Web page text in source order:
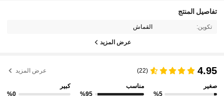
تفاصيل المنتج
تكوين: القماش
عرض المزيد
4.95
(22) عرض المزيد
صغير
%5
مناسب
%95
كبير
%0